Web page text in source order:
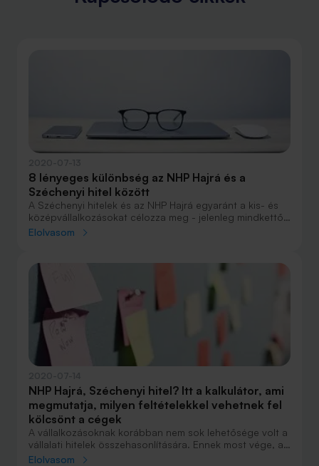
8 lényeges különbség az NHP Hajrá és a
Széchenyi hitel között
A Széchenyi hitelek és az NHP Hajrá egyaránt a kis- és
középvállalkozásokat célozza meg - jelenleg mindkettő
a koronavírus járvány negatív gazdasági hatásait
Mi akkor a különbség a két program között? Kik vehetik
igénybe ezeket a kölcsönöket és milyen feltételekkel?
Ezekre a kérdésekre ad választ a Bank360.hu cikke.
Elolvasom
NHP Hajrá, Széchenyi hitel? Itt a kalkulátor, ami
megmutatja, milyen feltételekkel vehetnek fel
kölcsönt a cégek
A vállalkozásoknak korábban nem sok lehetősége volt a
vállalati hitelek összehasonlítására. Ennek most vége, a
Bank360.hu NHP Hajrá és Széchenyi hitel kalkulátorokkal
Elolvasom